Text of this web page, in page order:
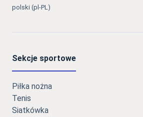
polski (pl-PL)
Sekcje sportowe
Piłka nożna
Tenis
Siatkówka